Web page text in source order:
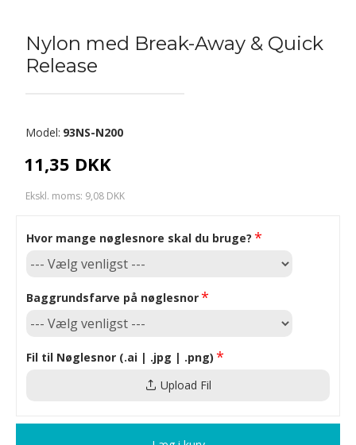
Nylon med Break-Away & Quick
Release
11,35 DKK
Ekskl. moms: 9,08 DKK
Model: 93NS-N200
Hvor mange nøglesnore skal du bruge?
Baggrundsfarve på nøglesnor
Fil til Nøglesnor (.ai | .jpg | .png)
Upload Fil